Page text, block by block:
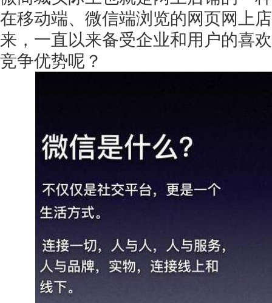
在移动端、微信端浏览的网页网上
来，一直以来备受企业和用户的喜
竞争优势呢？
获得产品报价方案